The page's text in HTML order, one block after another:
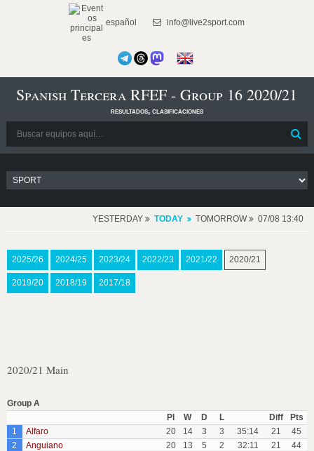
español info@live2sport.com
Spanish Tercera RFEF - Group 16 2020/21
resultados, clasificaciones
YESTERDAY TODAY TOMORROW 07/08 13:40
2025/26 2024/25 2023/24 2022/23 2021/22 2020/21
2019/20 2018/19 2017/18
2020/21 Main
Group A
Pl
W D L Diff
Pts
1
Alfaro 20 14 3 3 35:14 21
45
2
Anguiano 20 13 5 2 32:11 21
44